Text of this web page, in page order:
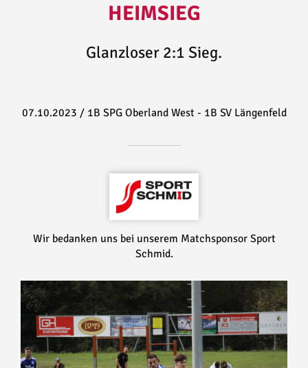
HEIMSIEG
Glanzloser 2:1 Sieg.
07.10.2023 / 1B SPG Oberland West - 1B SV Längenfeld
Wir bedanken uns bei unserem Matchsponsor Sport
Schmid.